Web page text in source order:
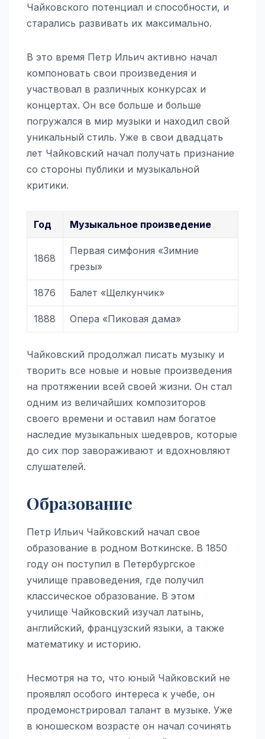
Чайковского потенциал и способности, и
старались развивать их максимально.
В это время Петр Ильич активно начал
компоновать свои произведения и
участвовал в различных конкурсах и
концертах. Он все больше и больше
погружался в мир музыки и находил свой
уникальный стиль. Уже в свои двадцать
лет Чайковский начал получать признание
со стороны публики и музыкальной
критики.
Год Музыкальное произведение
1868
Первая симфония «Зимние
грезы»
1876 Балет «Щелкунчик»
1888 Опера «Пиковая дама»
Чайковский продолжал писать музыку и
творить все новые и новые произведения
на протяжении всей своей жизни. Он стал
одним из величайших композиторов
своего времени и оставил нам богатое
наследие музыкальных шедевров, которые
до сих пор завораживают и вдохновляют
слушателей.
Образование
Петр Ильич Чайковский начал свое
образование в родном Воткинске. В 1850
году он поступил в Петербургское
училище правоведения, где получил
классическое образование. В этом
училище Чайковский изучал латынь,
английский, французский языки, а также
математику и историю.
Несмотря на то, что юный Чайковский не
проявлял особого интереса к учебе, он
продемонстрировал талант в музыке. Уже
в юношеском возрасте он начал сочинять